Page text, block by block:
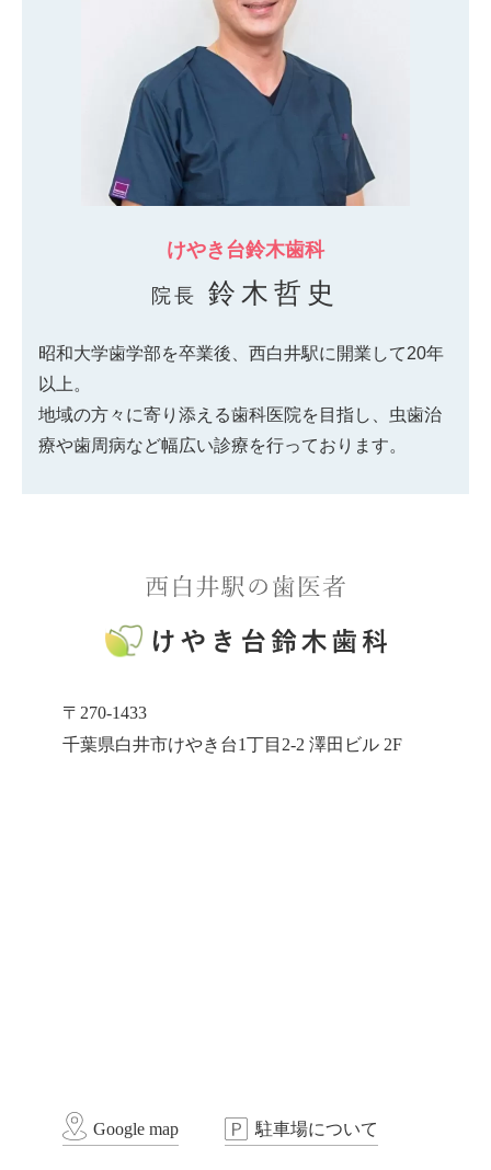
けやき台鈴木歯科
院長 鈴木哲史
昭和大学歯学部を卒業後、西白井駅に開業して20年
以上。
地域の方々に寄り添える歯科医院を目指し、虫歯治
療や歯周病など幅広い診療を行っております。
〒270-1433
千葉県白井市けやき台1丁目2-2 澤田ビル 2F
Google map 駐車場について